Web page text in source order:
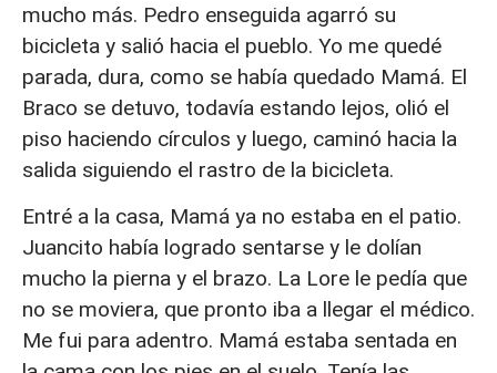
mucho más. Pedro enseguida agarró su
bicicleta y salió hacia el pueblo. Yo me quedé
parada, dura, como se había quedado Mamá. El
Braco se detuvo, todavía estando lejos, olió el
piso haciendo círculos y luego, caminó hacia la
salida siguiendo el rastro de la bicicleta.
Entré a la casa, Mamá ya no estaba en el patio.
Juancito había logrado sentarse y le dolían
mucho la pierna y el brazo. La Lore le pedía que
no se moviera, que pronto iba a llegar el médico.
Me fui para adentro. Mamá estaba sentada en